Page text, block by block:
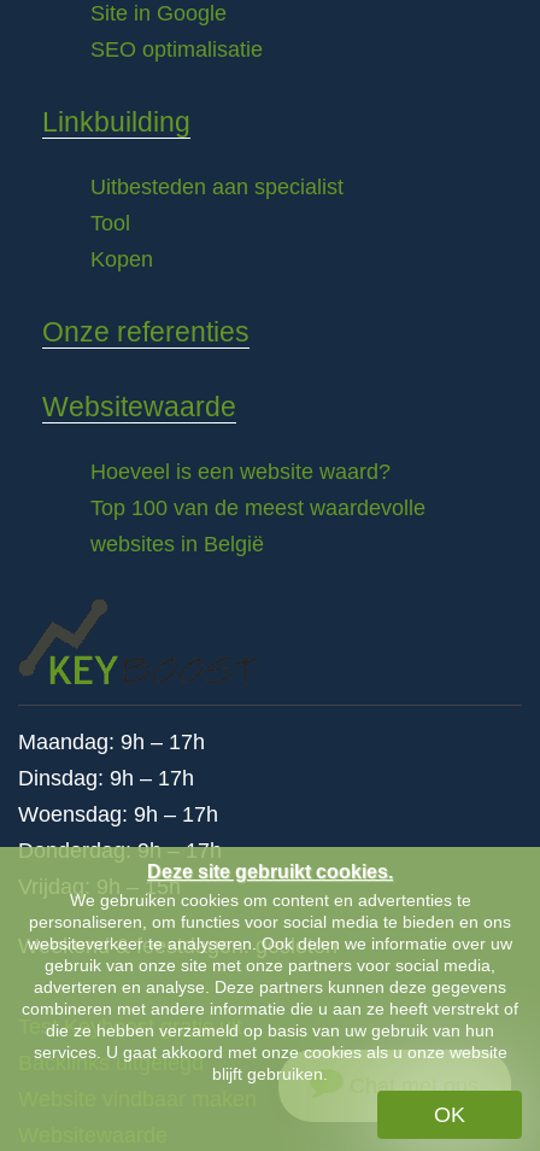
Site in Google
SEO optimalisatie
Linkbuilding
Uitbesteden aan specialist
Tool
Kopen
Onze referenties
Websitewaarde
Hoeveel is een website waard?
Top 100 van de meest waardevolle
websites in België
Maandag: 9h – 17h
Dinsdag: 9h – 17h
Woensdag: 9h – 17h
Donderdag: 9h – 17h
Vrijdag: 9h – 15h
Weekend & feestdagen: gesloten
Test Keyboost gratis uit
Backlinks uitgelegd
Chat met ons
Deze site gebruikt cookies.
We gebruiken cookies om content en advertenties te
personaliseren, om functies voor social media te bieden en ons
websiteverkeer te analyseren. Ook delen we informatie over uw
gebruik van onze site met onze partners voor social media,
adverteren en analyse. Deze partners kunnen deze gegevens
combineren met andere informatie die u aan ze heeft verstrekt of
die ze hebben verzameld op basis van uw gebruik van hun
services. U gaat akkoord met onze cookies als u onze website
blijft gebruiken.
OK